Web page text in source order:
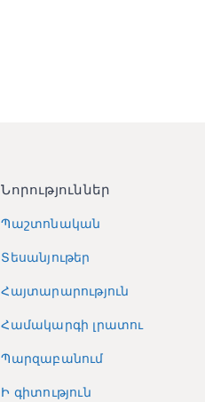
Նորություններ
Պաշտոնական
Տեսանյութեր
Հայտարարություն
Համակարգի լրատու
Պարզաբանում
Ի գիտություն